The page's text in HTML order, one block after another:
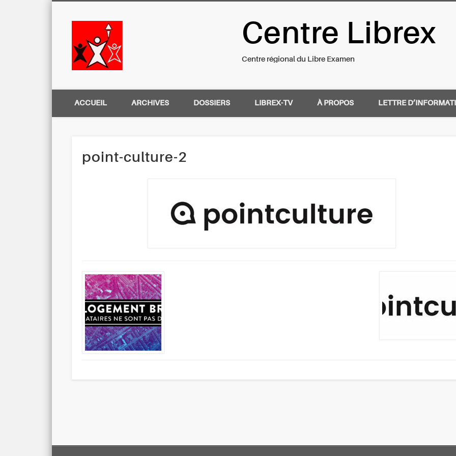
Centre Régional du Libre Examen
Centre Librex
Centre régional du Libre Examen
ACCUEIL ARCHIVES DOSSIERS LIBREX-TV À PROPOS LETTRE
point-culture-2